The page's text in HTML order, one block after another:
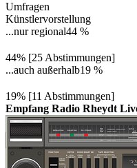
Umfragen
Künstlervorstellung
...nur regional44 %
44% [25 Abstimmungen]
...auch außerhalb19 %
19% [11 Abstimmungen]
Empfang Radio Rheydt